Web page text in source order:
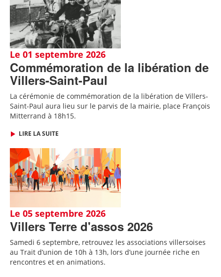
Le 01 septembre 2026
Commémoration de la libération de
Villers-Saint-Paul
La cérémonie de commémoration de la libération de Villers-
Saint-Paul aura lieu sur le parvis de la mairie, place François
Mitterrand à 18h15.
LIRE LA SUITE
Le 05 septembre 2026
Villers Terre d'assos 2026
Samedi 6 septembre, retrouvez les associations villersoises
au Trait d’union de 10h à 13h, lors d’une journée riche en
rencontres et en animations.